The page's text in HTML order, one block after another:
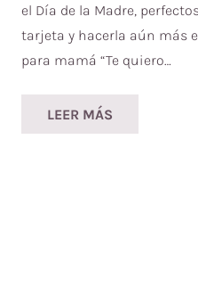
el Día de la Madre,
tarjeta y hacerla aún más
para mamá “Te quiero…
LEER MÁS